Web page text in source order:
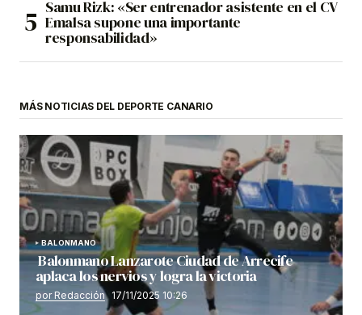
Samu Rizk: «Ser entrenador asistente en el CV
Emalsa supone una importante
responsabilidad»
MÁS NOTICIAS DEL DEPORTE CANARIO
BALONMANO
Balonmano Lanzarote Ciudad de Arrecife
aplaca los nervios y logra la victoria
por Redacción 17/11/2025 10:26